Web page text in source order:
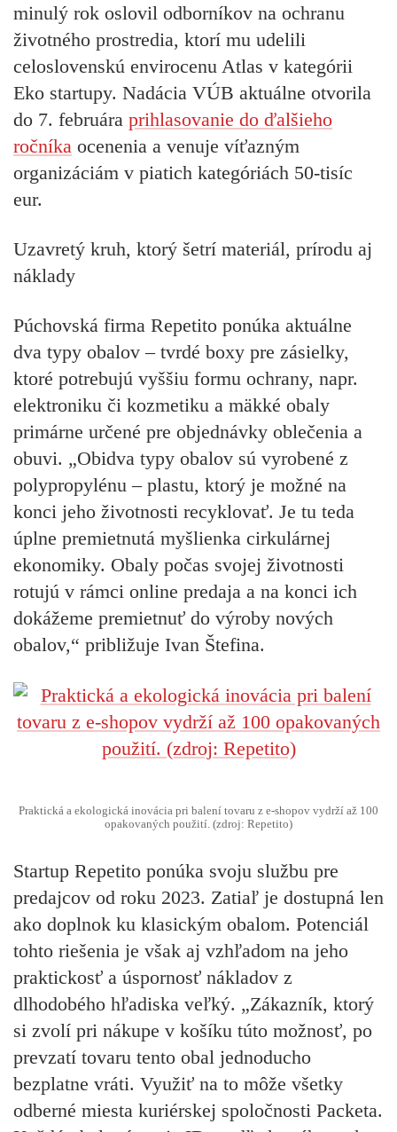
minulý rok oslovil odborníkov na ochranu
životného prostredia, ktorí mu udelili
celoslovenskú envirocenu Atlas v kategórii
Eko startupy. Nadácia VÚB aktuálne otvorila
do 7. februára prihlasovanie do ďalšieho
ročníka ocenenia a venuje víťazným
organizáciám v piatich kategóriách 50-tisíc
eur.
Uzavretý kruh, ktorý šetrí materiál, prírodu aj
náklady
Púchovská firma Repetito ponúka aktuálne
dva typy obalov – tvrdé boxy pre zásielky,
ktoré potrebujú vyššiu formu ochrany, napr.
elektroniku či kozmetiku a mäkké obaly
primárne určené pre objednávky oblečenia a
obuvi. „Obidva typy obalov sú vyrobené z
polypropylénu – plastu, ktorý je možné na
konci jeho životnosti recyklovať. Je tu teda
úplne premietnutá myšlienka cirkulárnej
ekonomiky. Obaly počas svojej životnosti
rotujú v rámci online predaja a na konci ich
dokážeme premietnuť do výroby nových
obalov,“ približuje Ivan Štefina.
Praktická a ekologická inovácia pri balení tovaru z e-shopov vydrží až 100
opakovaných použití. (zdroj: Repetito)
Startup Repetito ponúka svoju službu pre
predajcov od roku 2023. Zatiaľ je dostupná len
ako doplnok ku klasickým obalom. Potenciál
tohto riešenia je však aj vzhľadom na jeho
praktickosť a úspornosť nákladov z
dlhodobého hľadiska veľký. „Zákazník, ktorý
si zvolí pri nákupe v košíku túto možnosť, po
prevzatí tovaru tento obal jednoducho
bezplatne vráti. Využiť na to môže všetky
odberné miesta kuriérskej spoločnosti Packeta.